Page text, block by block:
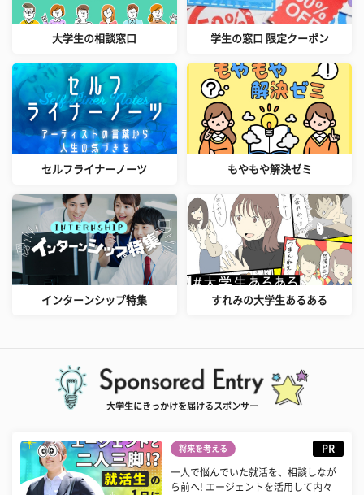
大学生の相談窓口 学生の窓口 限定クーポン
セルフライナーノーツ もやもや解決ゼミ
インターンシップ特集 すれみの大学生あるある
大学生にきっかけを届けるスポンサー
将来を考える PR
一人で悩んでいた就活を、相談しなが
ら前へ! エージェントを活用して内々